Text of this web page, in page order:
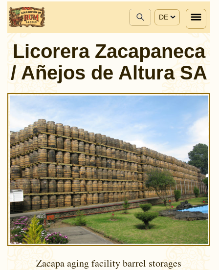
DE
Licorera Zacapaneca
/ Añejos de Altura SA
Zacapa aging facility barrel storages